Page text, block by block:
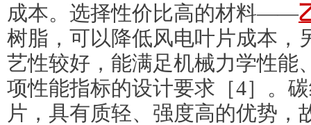
成本。选择性价比高的材料——
树脂，可以降低风电叶片成本，
艺性较好，能满足机械力学性能
项性能指标的设计要求［4］。
片，具有质轻、强度高的优势，